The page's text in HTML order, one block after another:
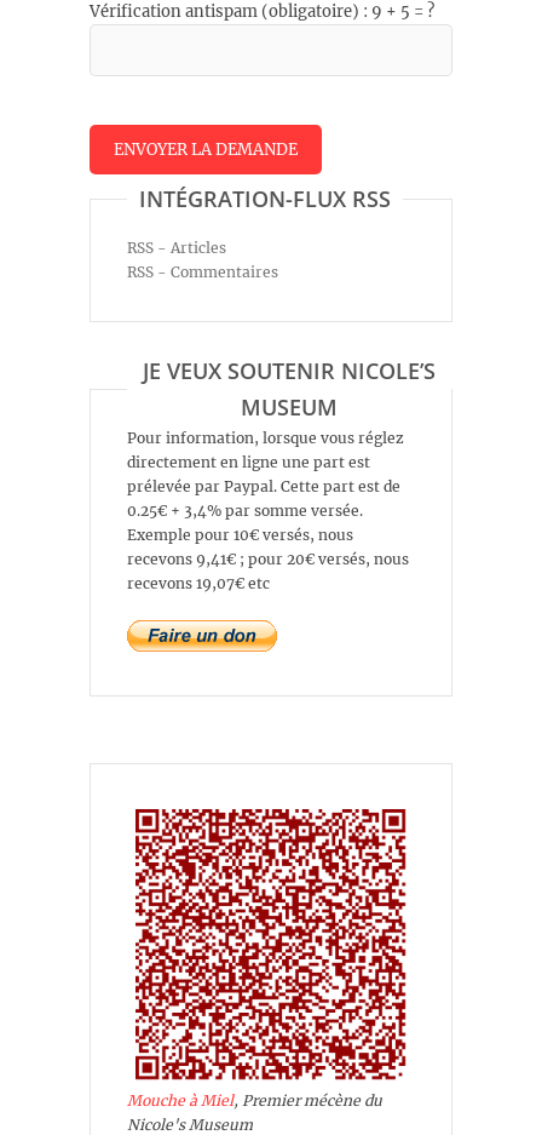
Vérification antispam (obligatoire) : 9 + 5 = ?
INTÉGRATION-FLUX RSS
RSS - Articles
RSS - Commentaires
JE VEUX SOUTENIR NICOLE’S
MUSEUM
Pour information, lorsque vous réglez
directement en ligne une part est
prélevée par Paypal. Cette part est de
0.25€ + 3,4% par somme versée.
Exemple pour 10€ versés, nous
recevons 9,41€ ; pour 20€ versés, nous
recevons 19,07€ etc
Mouche à Miel, Premier mécène du
Nicole's Museum